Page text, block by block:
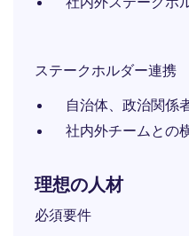
ステークホルダー連携
自治体、政治関係
社内外チームとの
理想の人材
必須要件